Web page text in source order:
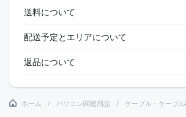
送料について
配送予定とエリアについて
返品について
ホーム パソコン関連用品 ケーブル・ケーブ